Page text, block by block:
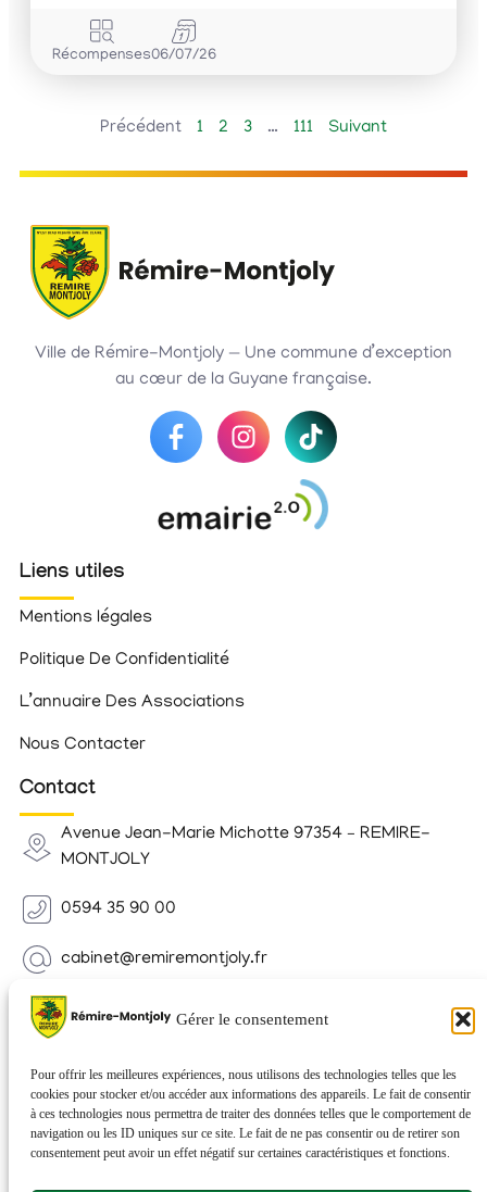
Gérer le consentement
Pour offrir les meilleures expériences, nous utilisons des technologies telles que les
cookies pour stocker et/ou accéder aux informations des appareils. Le fait de consentir
à ces technologies nous permettra de traiter des données telles que le comportement de
navigation ou les ID uniques sur ce site. Le fait de ne pas consentir ou de retirer son
consentement peut avoir un effet négatif sur certaines caractéristiques et fonctions.
Récompenses06/07/26
Précédent 1 2 3 … 111 Suivant
Ville de Rémire-Montjoly — Une commune d’exception
au cœur de la Guyane française.
Liens utiles
Mentions légales
Politique De Confidentialité
L’annuaire Des Associations
Nous Contacter
Contact
Avenue Jean-Marie Michotte 97354 – REMIRE-
MONTJOLY
0594 35 90 00
cabinet@remiremontjoly.fr
Newsletter
nouvelles de votre commune.